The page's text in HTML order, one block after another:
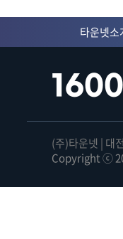
타운넷소
(주)타운넷 | 대
Copyright ⓒ